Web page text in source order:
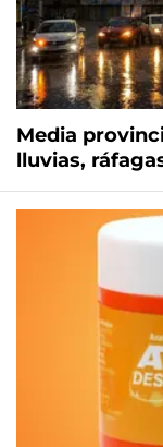
Media
lluvias,